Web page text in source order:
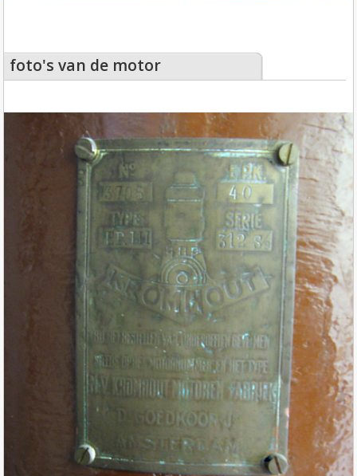
foto's van de motor
foto's van de motor